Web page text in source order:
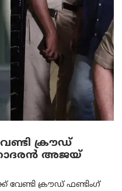
ക്രൗഡ്
അജയ്
ക്രൗഡ് ഫണ്ടിംഗ്